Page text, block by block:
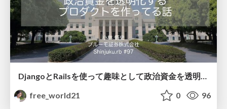
free_world21
0 96